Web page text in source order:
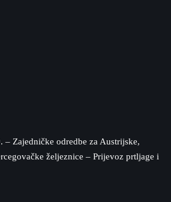
– Zajedničke odredbe za Austrijske,
željeznice – Prijevoz prtljage i